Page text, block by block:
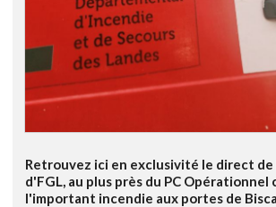
Retrouvez ici en exclusivité le direct
d'FGL, au plus près du PC Opérationnel
l'important incendie aux portes de